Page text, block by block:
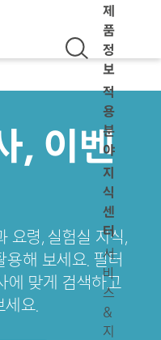
제
품
정
보
적
용
분
야
지
식
센
터
서
비
스
&
지
, 이벤
요령, 실험실 지식,
해 보세요. 필터
에 맞게 검색하고
세요.